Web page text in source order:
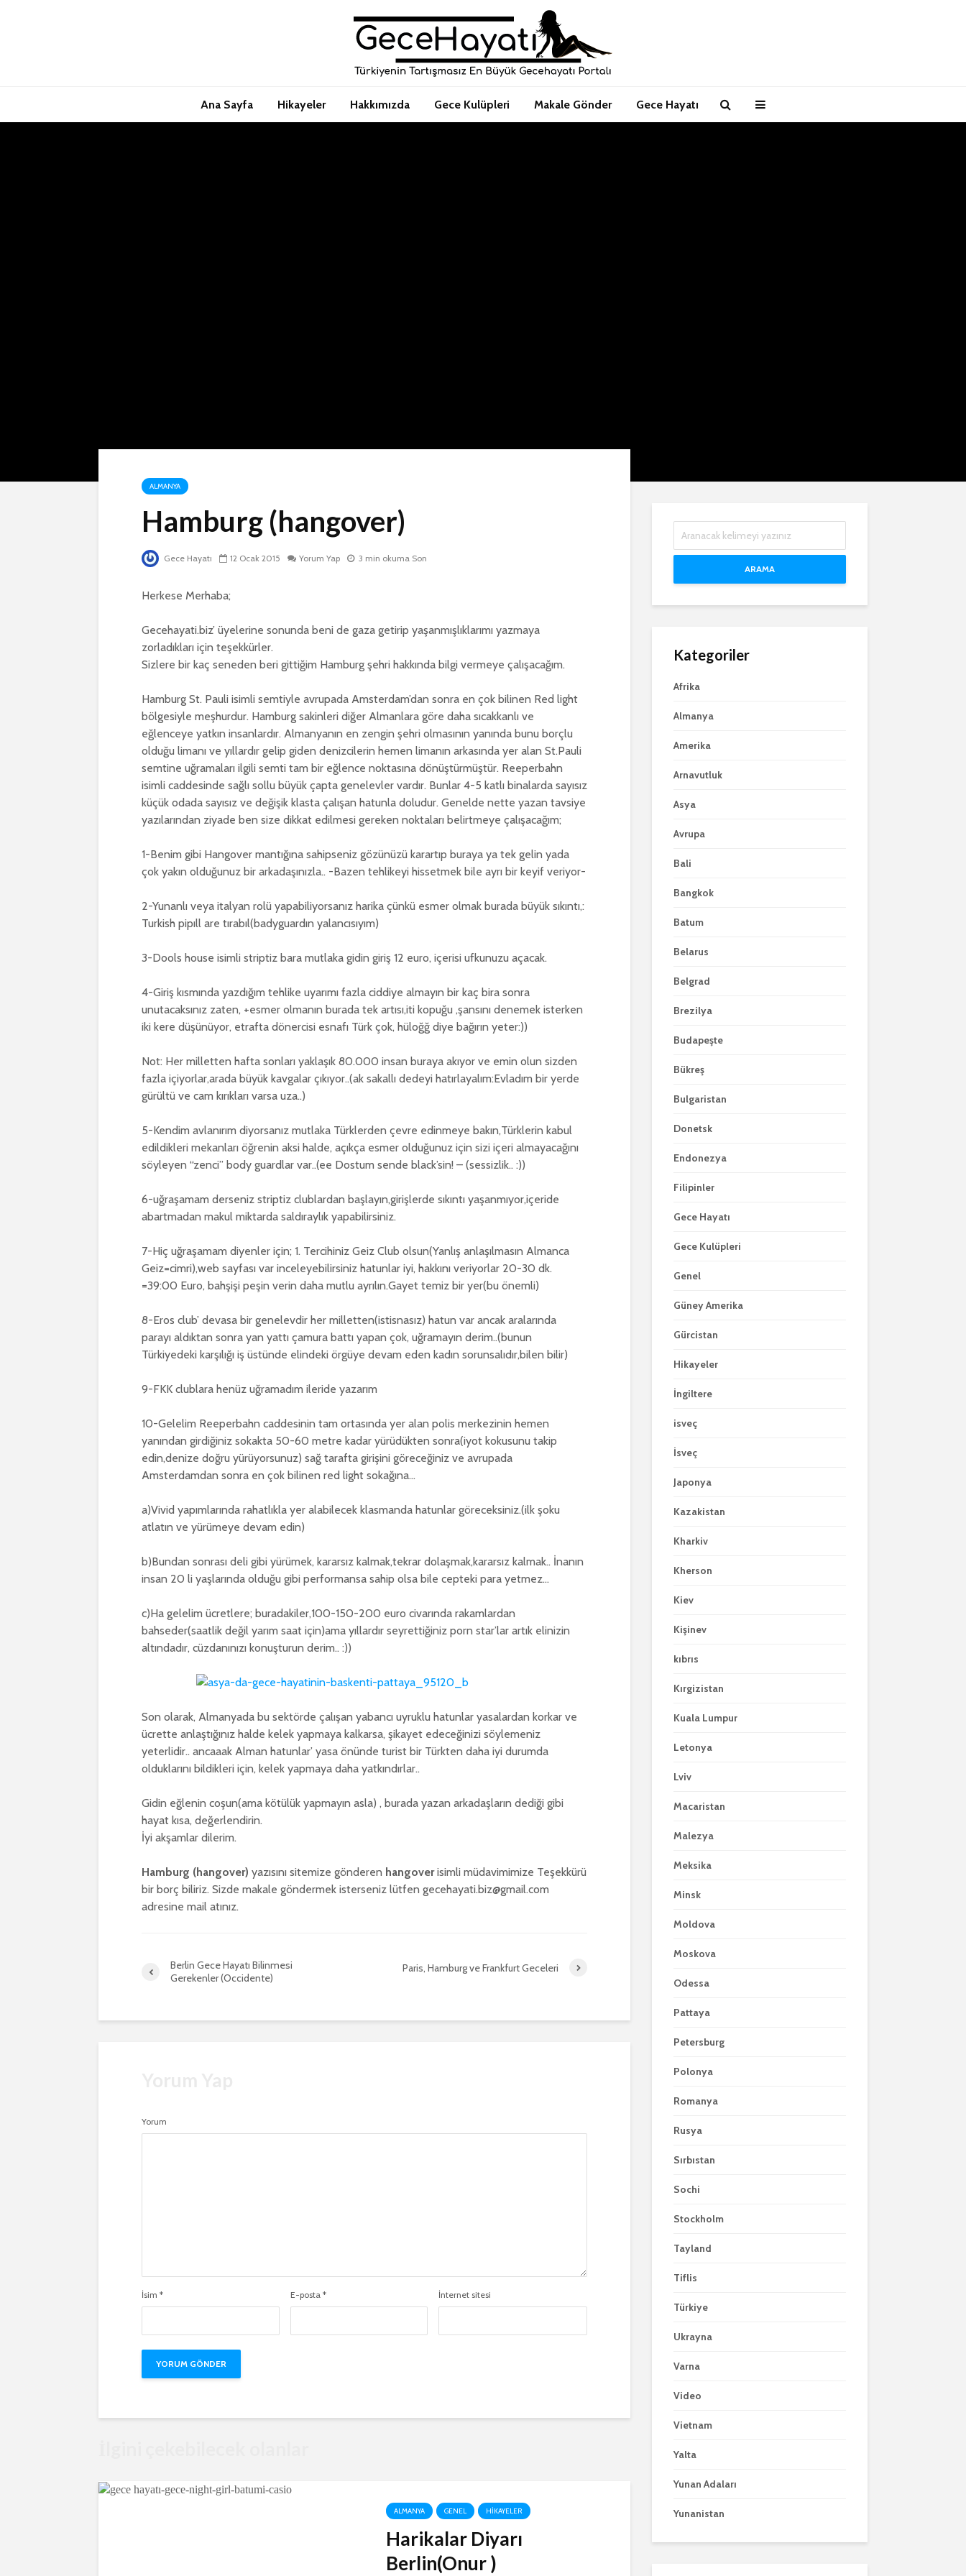
Ana Sayfa Hikayeler Hakkımızda Gece Kulüpleri Makale Gönder Gece Hayatı
ALMANYA
Hamburg (hangover)
Gece Hayatı 12 Ocak 2015 Yorum Yap 3 min okuma Son
Herkese Merhaba;
Gecehayati.biz’ üyelerine sonunda beni de gaza getirip yaşanmışlıklarımı yazmaya
zorladıkları için teşekkürler.
Sizlere bir kaç seneden beri gittiğim Hamburg şehri hakkında bilgi vermeye çalışacağım.
Hamburg St. Pauli isimli semtiyle avrupada Amsterdam’dan sonra en çok bilinen Red light
bölgesiyle meşhurdur. Hamburg sakinleri diğer Almanlara göre daha sıcakkanlı ve
eğlenceye yatkın insanlardır. Almanyanın en zengin şehri olmasının yanında bunu borçlu
olduğu limanı ve yıllardır gelip giden denizcilerin hemen limanın arkasında yer alan St.Pauli
semtine uğramaları ilgili semti tam bir eğlence noktasına dönüştürmüştür. Reeperbahn
isimli caddesinde sağlı sollu büyük çapta genelevler vardır. Bunlar 4-5 katlı binalarda sayısız
küçük odada sayısız ve değişik klasta çalışan hatunla doludur. Genelde nette yazan tavsiye
yazılarından ziyade ben size dikkat edilmesi gereken noktaları belirtmeye çalışacağım;
1-Benim gibi Hangover mantığına sahipseniz gözünüzü karartıp buraya ya tek gelin yada
çok yakın olduğunuz bir arkadaşınızla.. -Bazen tehlikeyi hissetmek bile ayrı bir keyif veriyor-
2-Yunanlı veya italyan rolü yapabiliyorsanız harika çünkü esmer olmak burada büyük sıkıntı,:
Turkish pipıll are tırabıl(badyguardın yalancısıyım)
3-Dools house isimli striptiz bara mutlaka gidin giriş 12 euro, içerisi ufkunuzu açacak.
4-Giriş kısmında yazdığım tehlike uyarımı fazla ciddiye almayın bir kaç bira sonra
unutacaksınız zaten, +esmer olmanın burada tek artısı,iti kopuğu ,şansını denemek isterken
iki kere düşünüyor, etrafta dönercisi esnafı Türk çok, hüloğğ diye bağırın yeter:))
Not: Her milletten hafta sonları yaklaşık 80.000 insan buraya akıyor ve emin olun sizden
fazla içiyorlar,arada büyük kavgalar çıkıyor..(ak sakallı dedeyi hatırlayalım:Evladım bir yerde
gürültü ve cam kırıkları varsa uza..)
5-Kendim avlanırım diyorsanız mutlaka Türklerden çevre edinmeye bakın,Türklerin kabul
edildikleri mekanları öğrenin aksi halde, açıkça esmer olduğunuz için sizi içeri almayacağını
söyleyen “zenci” body guardlar var..(ee Dostum sende black’sin! – (sessizlik.. :))
6-uğraşamam derseniz striptiz clublardan başlayın,girişlerde sıkıntı yaşanmıyor,içeride
abartmadan makul miktarda saldıraylık yapabilirsiniz.
7-Hiç uğraşamam diyenler için; 1. Tercihiniz Geiz Club olsun(Yanlış anlaşılmasın Almanca
Geiz=cimri),web sayfası var inceleyebilirsiniz hatunlar iyi, hakkını veriyorlar 20-30 dk.
=39:00 Euro, bahşişi peşin verin daha mutlu ayrılın.Gayet temiz bir yer(bu önemli)
8-Eros club’ devasa bir genelevdir her milletten(istisnasız) hatun var ancak aralarında
parayı aldıktan sonra yan yattı çamura battı yapan çok, uğramayın derim..(bunun
Türkiyedeki karşılığı iş üstünde elindeki örgüye devam eden kadın sorunsalıdır,bilen bilir)
9-FKK clublara henüz uğramadım ileride yazarım
10-Gelelim Reeperbahn caddesinin tam ortasında yer alan polis merkezinin hemen
yanından girdiğiniz sokakta 50-60 metre kadar yürüdükten sonra(iyot kokusunu takip
edin,denize doğru yürüyorsunuz) sağ tarafta girişini göreceğiniz ve avrupada
Amsterdamdan sonra en çok bilinen red light sokağına…
a)Vivid yapımlarında rahatlıkla yer alabilecek klasmanda hatunlar göreceksiniz.(ilk şoku
atlatın ve yürümeye devam edin)
b)Bundan sonrası deli gibi yürümek, kararsız kalmak,tekrar dolaşmak,kararsız kalmak.. İnanın
insan 20 li yaşlarında olduğu gibi performansa sahip olsa bile cepteki para yetmez…
c)Ha gelelim ücretlere; buradakiler,100-150-200 euro civarında rakamlardan
bahseder(saatlik değil yarım saat için)ama yıllardır seyrettiğiniz porn star’lar artık elinizin
altındadır, cüzdanınızı konuşturun derim.. :))
Son olarak, Almanyada bu sektörde çalışan yabancı uyruklu hatunlar yasalardan korkar ve
ücrette anlaştığınız halde kelek yapmaya kalkarsa, şikayet edeceğinizi söylemeniz
yeterlidir.. ancaaak Alman hatunlar’ yasa önünde turist bir Türkten daha iyi durumda
olduklarını bildikleri için, kelek yapmaya daha yatkındırlar..
Gidin eğlenin coşun(ama kötülük yapmayın asla) , burada yazan arkadaşların dediği gibi
hayat kısa, değerlendirin.
İyi akşamlar dilerim.
Hamburg (hangover) yazısını sitemize gönderen hangoverisimli müdavimimize Teşekkürü
bir borç biliriz. Sizde makale göndermek isterseniz lütfen gecehayati.biz@gmail.com
adresine mail atınız.
Berlin Gece Hayatı Bilinmesi
Gerekenler (Occidente)
Paris, Hamburg ve Frankfurt Geceleri
Yorum
İsim * E-posta * İnternet sitesi
ALMANYA GENEL HIKAYELER
Harikalar Diyarı
Berlin(Onur )
ARAMA
Kategoriler
Afrika
Almanya
Amerika
Arnavutluk
Asya
Avrupa
Bali
Bangkok
Batum
Belarus
Belgrad
Brezilya
Budapeşte
Bükreş
Bulgaristan
Donetsk
Endonezya
Filipinler
Gece Hayatı
Gece Kulüpleri
Genel
Güney Amerika
Gürcistan
Hikayeler
İngiltere
isveç
İsveç
Japonya
Kazakistan
Kharkiv
Kherson
Kiev
Kişinev
kıbrıs
Kırgizistan
Kuala Lumpur
Letonya
Lviv
Macaristan
Malezya
Meksika
Minsk
Moldova
Moskova
Odessa
Pattaya
Petersburg
Polonya
Romanya
Rusya
Sırbıstan
Sochi
Stockholm
Tayland
Tiflis
Türkiye
Ukrayna
Varna
Video
Vietnam
Yalta
Yunan Adaları
Yunanistan